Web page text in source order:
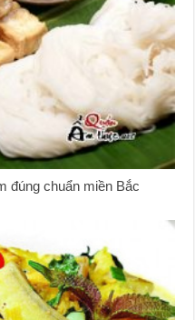
đúng chuẩn miền Bắc